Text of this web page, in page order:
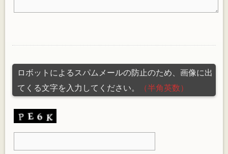
ロボットによるスパムメールの防止のため、画像に出
てくる文字を入力してください。
（半角英数）